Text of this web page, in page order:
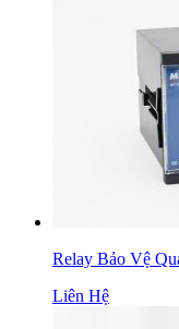
Relay Bảo Vệ
Liên Hệ